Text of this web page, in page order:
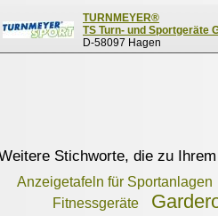
TURNMEYER®
TS Turn- und Sportgeräte
D-58097 Hagen
Stichworte, die zu
Anzeigetafeln für Sportanlagen
Fitnessgeräte